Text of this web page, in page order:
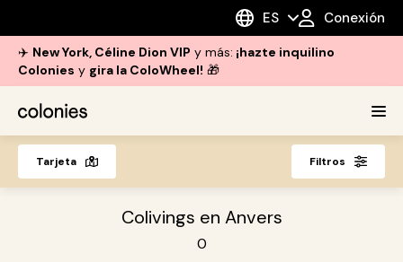
ES Conexión
✈️ New York, Céline Dion VIP y más: ¡hazte inquilino
Colonies y gira la ColoWheel! 🎁
Tarjeta Filtros
Colivings en Anvers
0